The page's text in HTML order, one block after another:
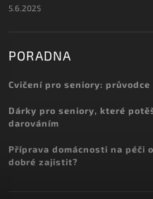
5.6.2025
PORADNA
Cvičení pro seniory:
Dárky pro seniory, které
darováním
Příprava domácnosti na péči
dobré zajistit?